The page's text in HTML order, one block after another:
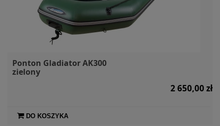
Ponton Gladiator AK300
zielony
2 650,00 zł
DO KOSZYKA